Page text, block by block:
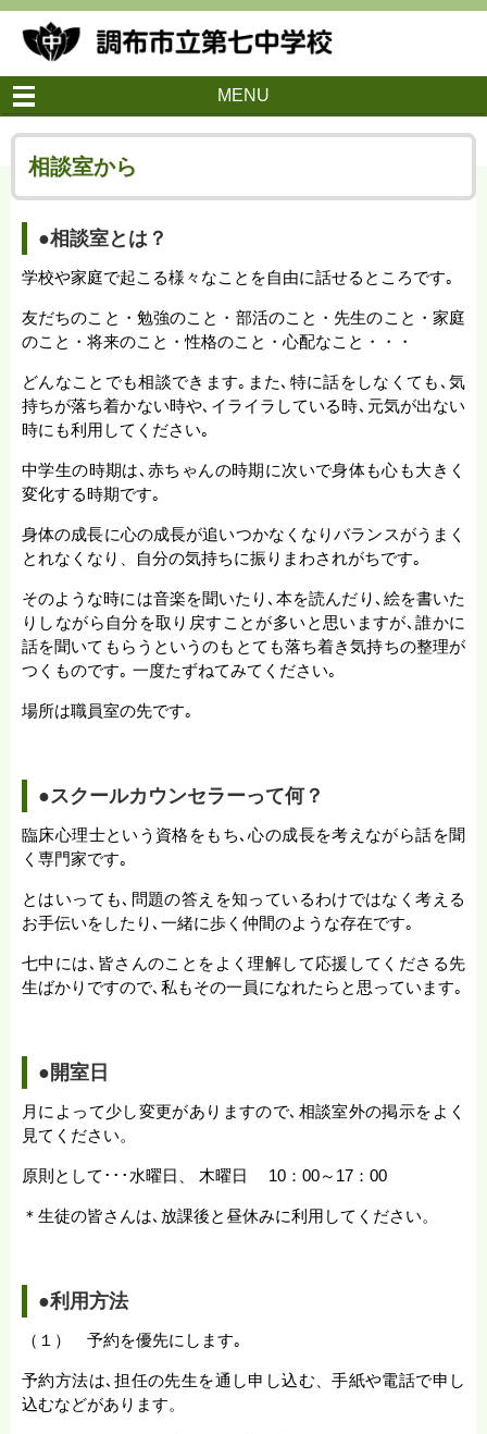
MENU
相談室から
●相談室とは？
学校や家庭で起こる様々なことを自由に話せるところです｡
友だちのこと・勉強のこと・部活のこと・先生のこと・家庭
のこと・将来のこと・性格のこと・心配なこと・・・
どんなことでも相談できます｡また､特に話をしなくても､気
持ちが落ち着かない時や､イライラしている時､元気が出ない
時にも利用してください｡
中学生の時期は､赤ちゃんの時期に次いで身体も心も大きく
変化する時期です｡
身体の成長に心の成長が追いつかなくなりバランスがうまく
とれなくなり、自分の気持ちに振りまわされがちです｡
そのような時には音楽を聞いたり､本を読んだり､絵を書いた
りしながら自分を取り戻すことが多いと思いますが､誰かに
話を聞いてもらうというのもとても落ち着き気持ちの整理が
つくものです｡ 一度たずねてみてください｡
場所は職員室の先です｡
●スクールカウンセラーって何？
臨床心理士という資格をもち､心の成長を考えながら話を聞
く専門家です｡
とはいっても､問題の答えを知っているわけではなく考える
お手伝いをしたり､一緒に歩く仲間のような存在です｡
七中には､皆さんのことをよく理解して応援してくださる先
生ばかりですので､私もその一員になれたらと思っています｡
●開室日
月によって少し変更がありますので､相談室外の掲示をよく
見てください。
原則として･･･水曜日、 木曜日 10：00～17：00
＊生徒の皆さんは､放課後と昼休みに利用してください。
●利用方法
（１） 予約を優先にします｡
予約方法は､担任の先生を通し申し込む、手紙や電話で申し
込むなどがあります。